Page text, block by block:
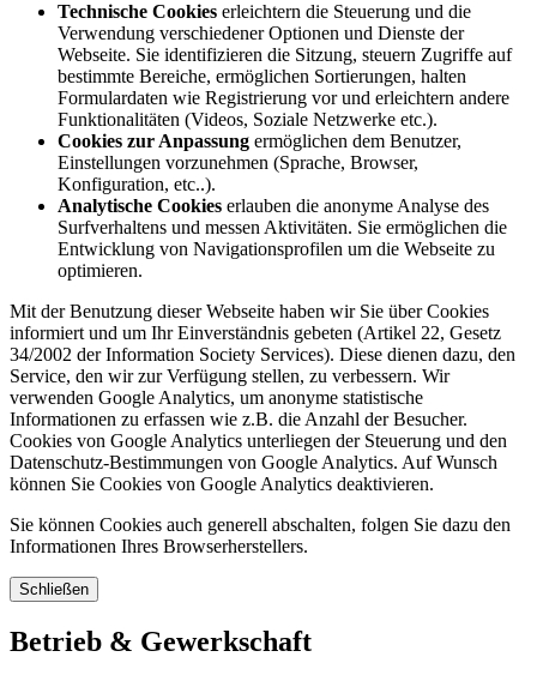
Technische Cookies erleichtern die Steuerung und die
Verwendung verschiedener Optionen und Dienste der
Webseite. Sie identifizieren die Sitzung, steuern Zugriffe auf
bestimmte Bereiche, ermöglichen Sortierungen, halten
Formulardaten wie Registrierung vor und erleichtern andere
Funktionalitäten (Videos, Soziale Netzwerke etc.).
Cookies zur Anpassung ermöglichen dem Benutzer,
Einstellungen vorzunehmen (Sprache, Browser,
Konfiguration, etc..).
Analytische Cookies erlauben die anonyme Analyse des
Surfverhaltens und messen Aktivitäten. Sie ermöglichen die
Entwicklung von Navigationsprofilen um die Webseite zu
optimieren.
Mit der Benutzung dieser Webseite haben wir Sie über Cookies
informiert und um Ihr Einverständnis gebeten (Artikel 22, Gesetz
34/2002 der Information Society Services). Diese dienen dazu, den
Service, den wir zur Verfügung stellen, zu verbessern. Wir
verwenden Google Analytics, um anonyme statistische
Informationen zu erfassen wie z.B. die Anzahl der Besucher.
Cookies von Google Analytics unterliegen der Steuerung und den
Datenschutz-Bestimmungen von Google Analytics. Auf Wunsch
können Sie Cookies von Google Analytics deaktivieren.
Sie können Cookies auch generell abschalten, folgen Sie dazu den
Informationen Ihres Browserherstellers.
Schließen
Betrieb & Gewerkschaft